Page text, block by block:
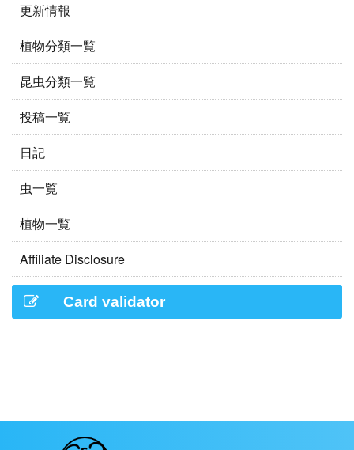
更新情報
植物分類一覧
昆虫分類一覧
投稿一覧
日記
虫一覧
植物一覧
Affiliate Disclosure
Card validator